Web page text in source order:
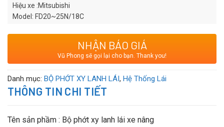
Hiệu xe :Mitsubishi
Model: FD20~25N/18C
lòng liên hệ hotline để được tư vấn chính xác về chi tiết sản
phẩm. Cảm ơn quý khách hàng!NHẬN BÁO GIÁ
Vũ Phong sẽ gọi lại cho bạn. Thank you!
Danh mục: BỘ PHỚT XY LANH LÁI, Hệ Thống Lái
THÔNG TIN CHI TIẾT
Tên sản phầm : Bộ phớt xy lanh lái xe nâng